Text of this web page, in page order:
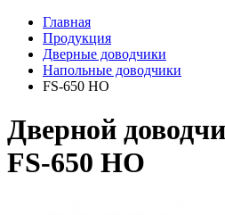
Главная
Продукция
Дверные доводчики
Напольные доводчики
FS-650 HO
Дверной
FS-650 HO